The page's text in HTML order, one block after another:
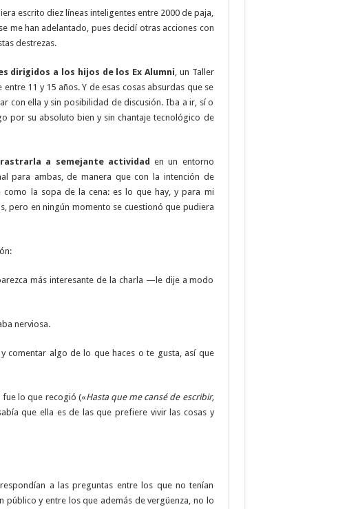
escrito diez líneas inteligentes entre 2000 de paja,
me han adelantado, pues decidí otras acciones con
destrezas.
dirigidos a los hijos de los Ex Alumni , un Taller
11 y 15 años. Y de esas cosas absurdas que se
con ella y sin posibilidad de discusión. Iba a ir, sí o
por su absoluto bien y sin chantaje tecnológico de
a semejante actividad en un entorno
para ambas, de manera que con la intención de
la sopa de la cena: es lo que hay, y para mi
pero en ningún momento se cuestionó que pudiera
más interesante de la charla —le dije a modo
nerviosa.
comentar algo de lo que haces o te gusta, así que
fue lo que recogió («Hasta que me cansé de escribir,
que ella es de las que prefiere vivir las cosas y
a las preguntas entre los que no tenían
público y entre los que además de vergüenza, no lo